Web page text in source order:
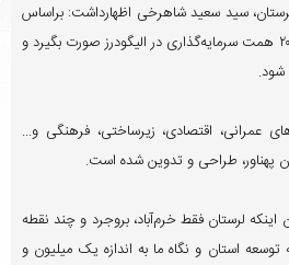
سید سعید شاهرخی اظهارداشت: براساس
برنامه توسعه پنج ساله استان، باید ۲۰ همت سرمایه‌گذاری در الیگودرز صورت بگیرد و
عمرانی، اقتصادی، زیرساختی، فرهنگی و...
پهناور، طراحی و تدوین شده است.
اینکه لرستان فقط خرم‌آباد، بروجرد و چند نقطه‌
توسعه استان و نگاه ما به اندازه یک میلیون و